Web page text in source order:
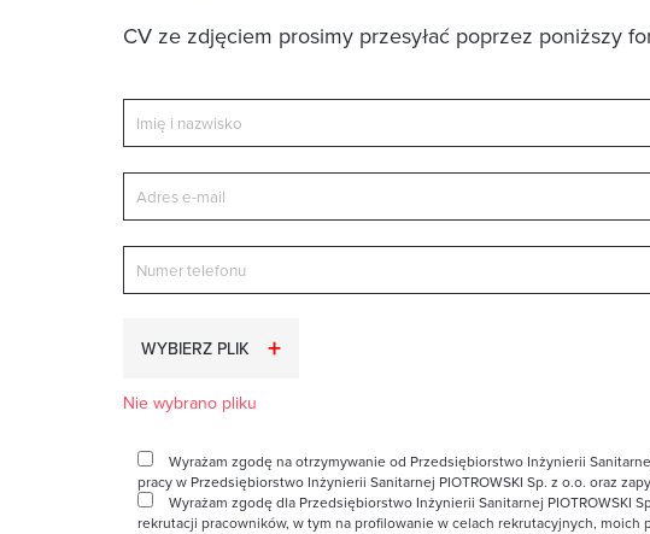
CV ze zdjęciem prosimy przesyłać poprzez poniższy
WYBIERZ PLIK
Nie wybrano pliku
Wyrażam zgodę na otrzymywanie od Przedsiębiorstwo Inżynierii
pracy w Przedsiębiorstwo Inżynierii Sanitarnej PIOTROWSKI Sp. z o.o. oraz
Wyrażam zgodę dla Przedsiębiorstwo Inżynierii Sanitarnej
rekrutacji pracowników, w tym na profilowanie w celach rekrutacyjnych,